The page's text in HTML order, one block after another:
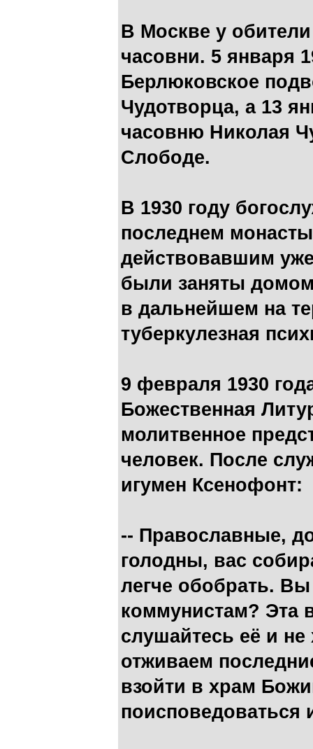
В Москве у
часовни. 5 января
Берлюковское
Чудотворца, а 13
часовню Николая
Слободе.
В 1930 году
последнем
действовавшим
были заняты
в дальнейшем на
туберкулезная
9 февраля 1930
Божественная
молитвенное
человек. После
игумен Ксенофонт:
-- Православные,
голодны, вас
легче обобрать.
коммунистам? Эта
слушайтесь её и
отживаем
взойти в храм
поисповедоваться